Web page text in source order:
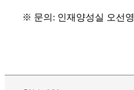
※ 문의 : 인재양성실 오선영